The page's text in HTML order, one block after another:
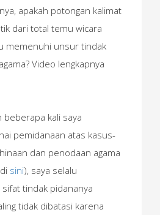
apakah potongan kalimat
dari total temu wicara
memenuhi unsur tindak
Video lengkapnya
beberapa kali saya
pemidanaan atas kasus-
dan penodaan agama
sini), saya selalu
tindak pidananya
tidak dibatasi karena